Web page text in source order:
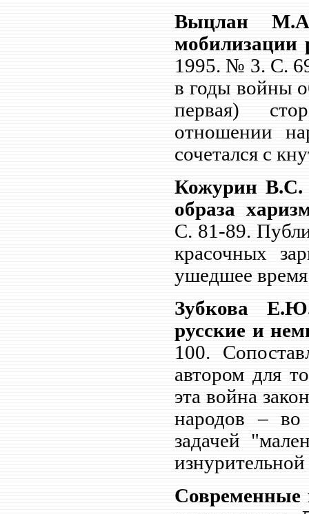
Выцлан
мобилизации
1995. № 3. С.
в годы войны
первая)
отношении
сочетался с
Кожурин В.С.
образа
С. 81-89.
красочных
ушедшее
Зубкова
русские и
100.
автором для
эта война
народов – во
задачей
Современные